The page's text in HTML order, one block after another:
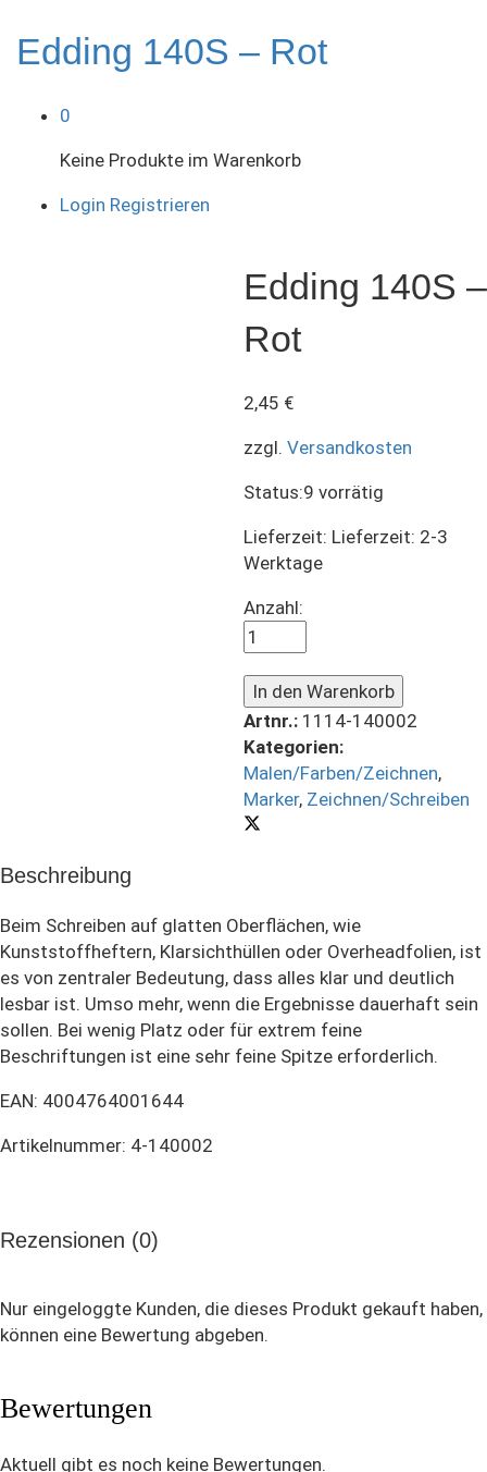
Edding 140S – Rot
0
Keine Produkte im Warenkorb
Login Registrieren
Edding 140S –
Rot
2,45 €
zzgl. Versandkosten
Status:9 vorrätig
Lieferzeit: Lieferzeit: 2-3
Werktage
Edding
140S
-
Rot
quantity
Anzahl:
In den Warenkorb
Artnr.: 1114-140002
Kategorien:
Malen/Farben/Zeichnen,
Marker, Zeichnen/Schreiben
Beschreibung
Beim Schreiben auf glatten Oberflächen, wie
Kunststoffheftern, Klarsichthüllen oder Overheadfolien, ist
es von zentraler Bedeutung, dass alles klar und deutlich
lesbar ist. Umso mehr, wenn die Ergebnisse dauerhaft sein
sollen. Bei wenig Platz oder für extrem feine
Beschriftungen ist eine sehr feine Spitze erforderlich.
EAN: 4004764001644
Artikelnummer: 4-140002
Rezensionen (0)
Nur eingeloggte Kunden, die dieses Produkt gekauft haben,
können eine Bewertung abgeben.
Bewertungen
Aktuell gibt es noch keine Bewertungen.